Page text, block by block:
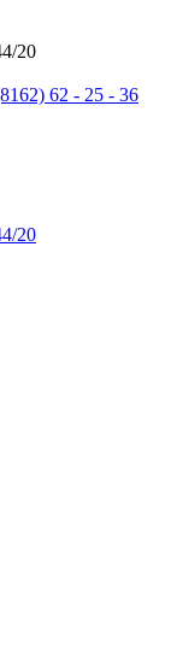
20
62 - 25 - 36
20